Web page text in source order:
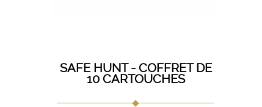
SAFE HUNT - COFFRET DE
10 CARTOUCHES